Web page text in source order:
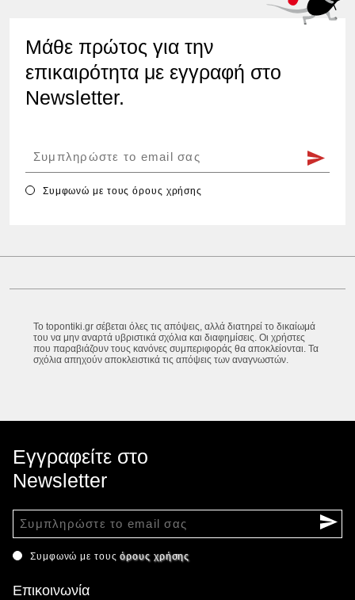
Μάθε πρώτος για την
επικαιρότητα με εγγραφή στο
Newsletter.
Συμφωνώ με τουςόρους χρήσης
Το topontiki.gr σέβεται όλες τις απόψεις, αλλά διατηρεί το δικαίωμά
του να μην αναρτά υβριστικά σχόλια και διαφημίσεις. Οι χρήστες
που παραβιάζουν τους κανόνες συμπεριφοράς θα αποκλείονται. Τα
σχόλια απηχούν αποκλειστικά τις απόψεις των αναγνωστών.
Εγγραφείτε στο
Newsletter
Συμφωνώ με τουςόρους χρήσης
Επικοινωνία